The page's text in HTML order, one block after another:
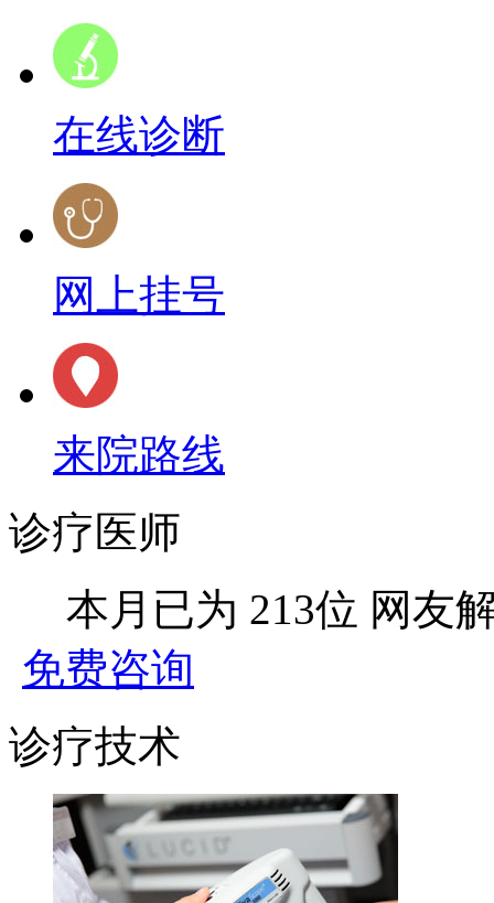
在线诊断
网上挂号
来院路线
诊疗医师
本月已为 213位 网友
免费咨询
诊疗技术